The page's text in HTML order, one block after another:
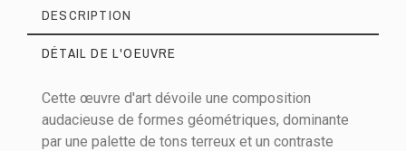
DESCRIPTION
DÉTAIL DE L'OEUVRE
Cette œuvre d'art dévoile une composition
audacieuse de formes géométriques, dominante
par une palette de tons terreux et un contraste